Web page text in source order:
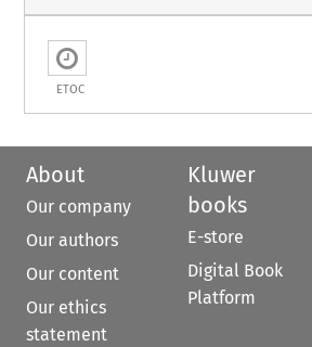
ETOC
About
Our company
Our authors
Our content
Our ethics
statement
Kluwer
books
E-store
Digital Book
Platform